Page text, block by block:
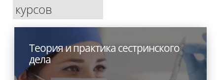
курсов
Теория и практика сестринского
дела